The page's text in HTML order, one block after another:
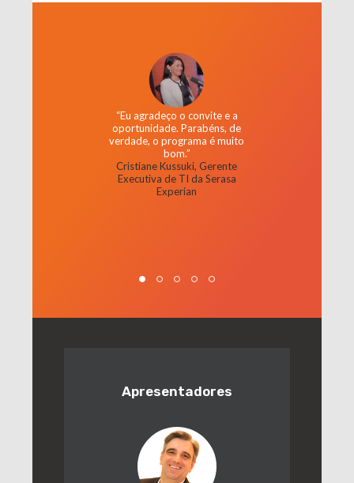
“Eu agradeço o convite e a
oportunidade. Parabéns, de
verdade, o programa é muito
bom.”
Cristiane Kussuki, Gerente
Executiva de TI da Serasa
Experian
Apresentadores